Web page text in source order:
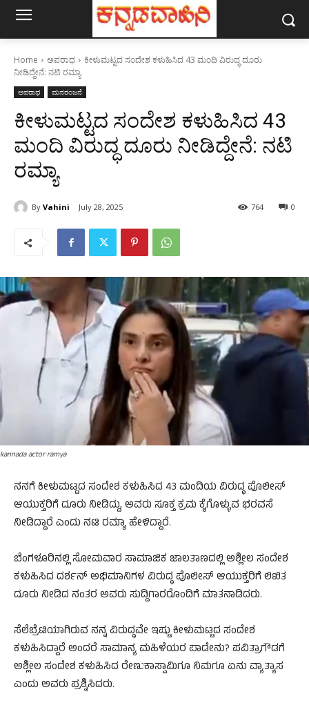
Home ಅಪರಾಧ
ಕೀಳುಮಟ್ಟದ ಸಂದೇಶ ಕಳುಹಿಸಿದ 43 ಮಂದಿ ವಿರುದ್ಧ ದೂರು
ನೀಡಿದ್ದೇನೆ: ನಟಿ ರಮ್ಯಾ
ಅಪರಾಧ ಮನರಂಜನೆ
ಕೀಳುಮಟ್ಟದ ಸಂದೇಶ ಕಳುಹಿಸಿದ 43
ಮಂದಿ ವಿರುದ್ಧ ದೂರು ನೀಡಿದ್ದೇನೆ: ನಟಿ
ರಮ್ಯಾ
By Vahini July 28, 2025 0
764
kannada actor ramya
ನನಗೆ ಕೀಳುಮಟ್ಟದ ಸಂದೇಶ ಕಳುಹಿಸಿದ 43 ಮಂದಿಯ ವಿರುದ್ಧ ಪೊಲೀಸ್
ಆಯುಕ್ತರಿಗೆ ದೂರು ನೀಡಿದ್ದು, ಅವರು ಸೂಕ್ತ ಕ್ರಮ ಕೈಗೊಳ್ಳುವ ಭರವಸೆ
ನೀಡಿದ್ದಾರೆ ಎಂದು ನಟಿ ರಮ್ಯಾ ಹೇಳಿದ್ದಾರೆ.
ಬೆಂಗಳೂರಿನಲ್ಲಿ ಸೋಮವಾರ ಸಾಮಾಜಿಕ ಜಾಲತಾಣದಲ್ಲಿ ಅಶ್ಲೀಲ ಸಂದೇಶ
ಕಳುಹಿಸಿದ ದರ್ಶನ್ ಅಭಿಮಾನಿಗಳ ವಿರುದ್ಧ ಪೊಲೀಸ್ ಆಯುಕ್ತರಿಗೆ ಲಿಖಿತ
ದೂರು ನೀಡಿದ ನಂತರ ಅವರು ಸುದ್ದಿಗಾರರೊಂದಿಗೆ ಮಾತನಾಡಿದರು.
ಸೆಲೆಬ್ರೆಟಿಯಾಗಿರುವ ನನ್ನ ವಿರುದ್ಧವೇ ಇಷ್ಟು ಕೀಳುಮಟ್ಟದ ಸಂದೇಶ
ಕಳುಹಿಸಿದ್ದಾರೆ ಅಂದರೆ ಸಾಮಾನ್ಯ ಮಹಿಳೆಯರ ಪಾಡೇನು? ಪವಿತ್ರಾಗೌಡಗೆ
ಅಶ್ಲೀಲ ಸಂದೇಶ ಕಳುಹಿಸಿದ ರೇಣುಕಾಸ್ವಾಮಿಗೂ ನಿಮಗೂ ಏನು ವ್ಯಾತ್ಯಾಸ
ಎಂದು ಅವರು ಪ್ರಶ್ನಿಸಿದರು.